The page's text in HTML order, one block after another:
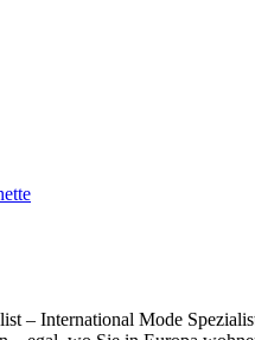
– International Mode